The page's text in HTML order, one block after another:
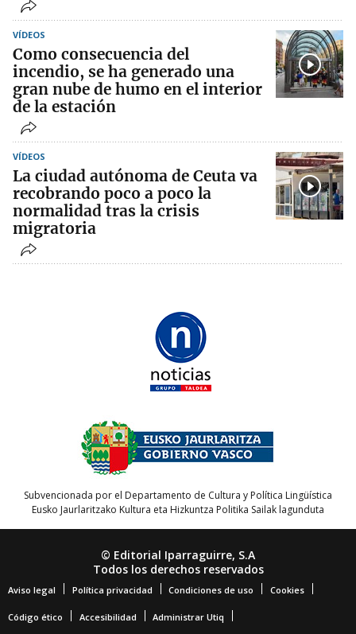
VÍDEOS
Como consecuencia del
incendio, se ha generado una
gran nube de humo en el interior
de la estación
VÍDEOS
La ciudad autónoma de Ceuta va
recobrando poco a poco la
normalidad tras la crisis
migratoria
Subvencionada por el Departamento de Cultura y Política Lingüística
Eusko Jaurlaritzako Kultura eta Hizkuntza Politika Sailak lagunduta
© Editorial Iparraguirre, S.A
Todos los derechos reservados
Aviso legal Política privacidad Condiciones de uso Cookies
Código ético Accesibilidad Administrar Utiq